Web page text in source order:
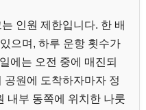
인원 제한입니다. 한 배
으며, 하루 운항 횟수가
에는 오전 중에 매진되
공원에 도착하자마자 정
내부 동쪽에 위치한 나룻